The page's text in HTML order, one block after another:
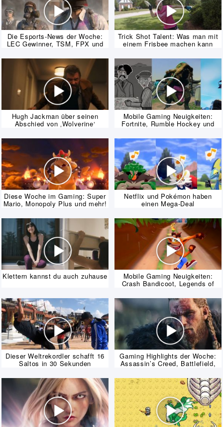
Die Esports-News der Woche:
LEC Gewinner, TSM, FPX und
Trick Shot Talent: Was man mit
einem Frisbee machen kann
Hugh Jackman über seinen
Abschied von ‚Wolverine‘
Mobile Gaming Neuigkeiten:
Fortnite, Rumble Hockey und
Diese Woche im Gaming: Super
Mario, Monopoly Plus und mehr!
Netflix und Pokémon haben
einen Mega-Deal
Klettern kannst du auch zuhause Mobile Gaming Neuigkeiten:
Crash Bandicoot, Legends of
Runeterra und mehr!
Dieser Weltrekordler schafft 16
Saltos in 30 Sekunden
Gaming Highlights der Woche:
Assassin’s Creed, Battlefield,